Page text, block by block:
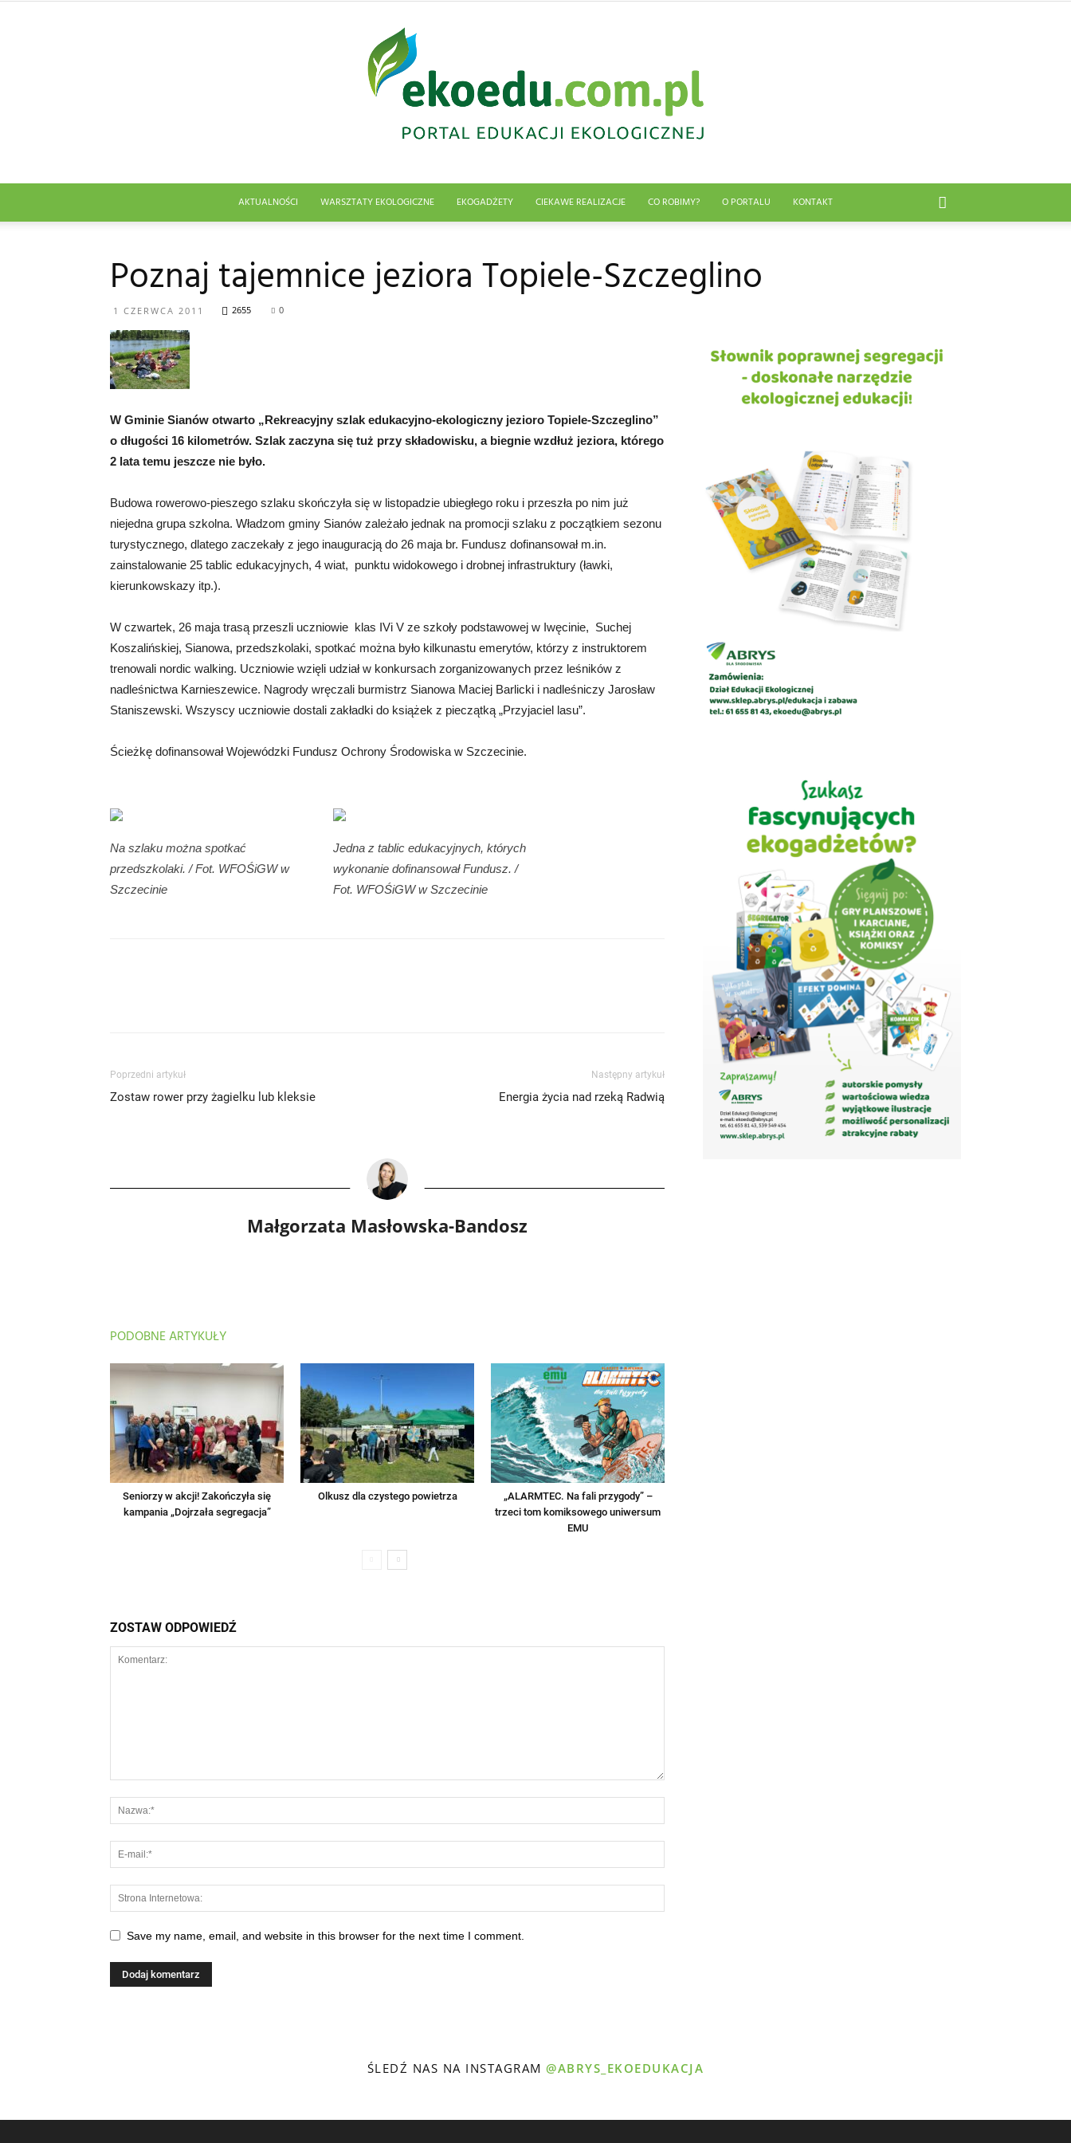
Abrys
AKTUALNOŚCI WARSZTATY EKOLOGICZNE EKOGADŻETY CIEKAWE REALIZACJE CO ROBIMY? O PORTALU KONTAKT
Poznaj tajemnice jeziora Topiele-Szczeglino
1 CZERWCA 2011 2655 0
W Gminie Sianów otwarto „Rekreacyjny szlak edukacyjno-ekologiczny jezioro Topiele-Szczeglino”
o długości 16 kilometrów. Szlak zaczyna się tuż przy składowisku, a biegnie wzdłuż jeziora, którego
2 lata temu jeszcze nie było.
Budowa rowerowo-pieszego szlaku skończyła się w listopadzie ubiegłego roku i przeszła po nim już
niejedna grupa szkolna. Władzom gminy Sianów zależało jednak na promocji szlaku z początkiem sezonu
turystycznego, dlatego zaczekały z jego inauguracją do 26 maja br. Fundusz dofinansował m.in.
zainstalowanie 25 tablic edukacyjnych, 4 wiat, punktu widokowego i drobnej infrastruktury (ławki,
kierunkowskazy itp.).
W czwartek, 26 maja trasą przeszli uczniowie klas IVi V ze szkoły podstawowej w Iwęcinie, Suchej
Koszalińskiej, Sianowa, przedszkolaki, spotkać można było kilkunastu emerytów, którzy z instruktorem
trenowali nordic walking. Uczniowie wzięli udział w konkursach zorganizowanych przez leśników z
nadleśnictwa Karnieszewice. Nagrody wręczali burmistrz Sianowa Maciej Barlicki i nadleśniczy Jarosław
Staniszewski. Wszyscy uczniowie dostali zakładki do książek z pieczątką „Przyjaciel lasu”.
Ścieżkę dofinansował Wojewódzki Fundusz Ochrony Środowiska w Szczecinie.
Na szlaku można spotkać
przedszkolaki. / Fot. WFOŚiGW w
Szczecinie
Jedna z tablic edukacyjnych, których
wykonanie dofinansował Fundusz. /
Fot. WFOŚiGW w Szczecinie
Poprzedni artykuł
Zostaw rower przy żagielku lub kleksie
Następny artykuł
Energia życia nad rzeką Radwią
Małgorzata Masłowska-Bandosz
PODOBNE ARTYKUŁY
Seniorzy w akcji! Zakończyła się
kampania „Dojrzała segregacja”
Olkusz dla czystego powietrza
„ALARMTEC. Na fali przygody” –
trzeci tom komiksowego uniwersum
EMU
ZOSTAW ODPOWIEDŹ
Save my name, email, and website in this browser for the next time I comment.
ŚLEDŹ NAS NA INSTAGRAM@ABRYS_EKOEDUKACJA